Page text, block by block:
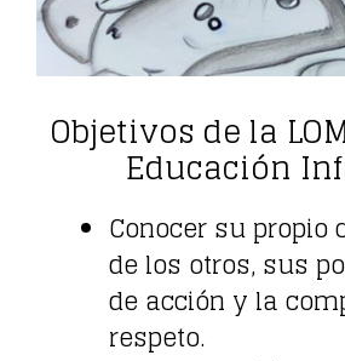
Objetivos de la
Educación
Conocer su propio
de los otros, sus
de acción y la
respeto.